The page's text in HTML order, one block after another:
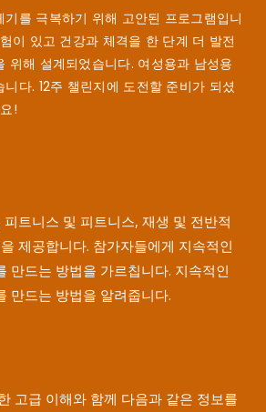
를 극복하기 위해 고안된 프로그램입니
이 있고 건강과 체격을 한 단계 더 발전
위해 설계되었습니다. 여성용과 남성용
다. 12주 챌린지에 도전할 준비가 되셨
!
트니스 및 피트니스, 재생 및 전반적
제공합니다. 참가자들에게 지속적인
만드는 방법을 가르칩니다. 지속적인
만드는 방법을 알려줍니다.
고급 이해와 함께 다음과 같은 정보를